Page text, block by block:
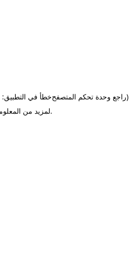
خطأ في(راجع وحدة تحكم المتصفح
لمزيد من.